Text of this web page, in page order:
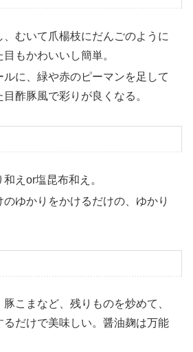
むいて爪楊枝にだんごのように
もかわいいし簡単。
に、緑や赤のピーマンを足して
酢豚風で彩りが良くなる。
えor塩昆布和え。
のゆかりをかけるだけの、ゆかり
こまなど、残りものを炒めて、
るだけで美味しい。醤油麹は万能